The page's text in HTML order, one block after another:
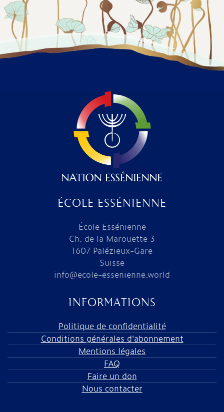
ÉCOLE ESSÉNIENNE
École Essénienne
Ch. de la Marouette 3
1607 Palézieux-Gare
Suisse
info@ecole-essenienne.world
INFORMATIONS
Politique de confidentialité
Conditions générales d'abonnement
Mentions légales
FAQ
Faire un don
Nous contacter